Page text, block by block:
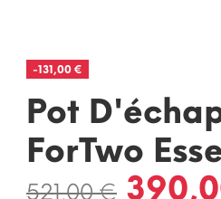
-131,00 €
Pot
ForTwo
521,00 €